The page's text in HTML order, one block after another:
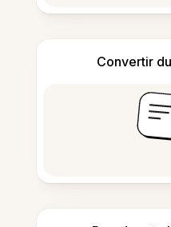
Convertir